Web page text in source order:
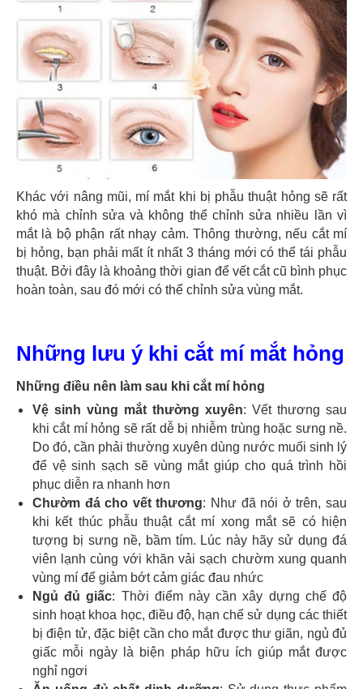
Khác với nâng mũi, mí mắt khi bị phẫu thuật hỏng sẽ rất
khó mà chỉnh sửa và không thể chỉnh sửa nhiều lần vì
mắt là bộ phận rất nhạy cảm. Thông thường, nếu cắt mí
bị hỏng, bạn phải mất ít nhất 3 tháng mới có thể tái phẫu
thuật. Bởi đây là khoảng thời gian để vết cắt cũ bình phục
hoàn toàn, sau đó mới có thể chỉnh sửa vùng mắt.
Những lưu ý khi cắt mí mắt hỏng
Những điều nên làm sau khi cắt mí hỏng
Vệ sinh vùng mắt thường xuyên: Vết thương sau
khi cắt mí hỏng sẽ rất dễ bị nhiễm trùng hoặc sưng nề.
Do đó, cần phải thường xuyên dùng nước muối sinh lý
để vệ sinh sạch sẽ vùng mắt giúp cho quá trình hồi
phục diễn ra nhanh hơn
Chườm đá cho vết thương: Như đã nói ở trên, sau
khi kết thúc phẫu thuật cắt mí xong mắt sẽ có hiện
tượng bị sưng nề, bầm tím. Lúc này hãy sử dụng đá
viên lạnh cùng với khăn vải sạch chườm xung quanh
vùng mí để giảm bớt cảm giác đau nhức
Ngủ đủ giấc: Thời điểm này cần xây dựng chế độ
sinh hoạt khoa học, điều độ, hạn chế sử dụng các thiết
bị điện tử, đặc biệt cần cho mắt được thư giãn, ngủ đủ
giấc mỗi ngày là biện pháp hữu ích giúp mắt được
nghỉ ngơi